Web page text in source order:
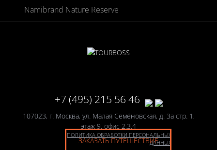
Namibrand Nature Reserve
+7 (495) 215 56 46
107023, г. Москва, ул. Малая Семёновская, д. 3а стр. 1,
этаж 9, офис 2,3,4
ПОЛИТИКА ОБРАБОТКИ ПЕРСОНАЛЬНЫХ
ДАННЫХ
ЗАКАЗАТЬ ПУТЕШЕСТВИЕ